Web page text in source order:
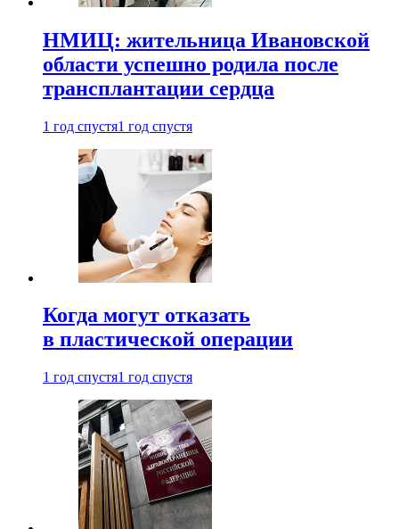
НМИЦ: жительница Ивановской
области успешно родила после
трансплантации сердца
1 год спустя1 год спустя
Когда могут отказать
в пластической операции
1 год спустя1 год спустя